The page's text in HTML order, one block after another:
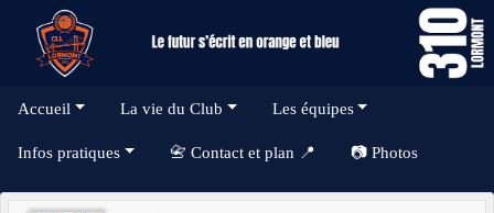
Accueil La vie du Club Les équipes
Infos pratiques 📇 Contact et plan 📍 📷 Photos
Panneau de gestion des cookies